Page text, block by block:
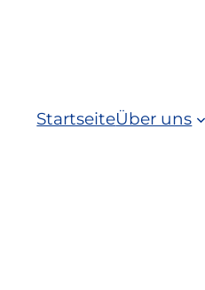
StartseiteÜber uns